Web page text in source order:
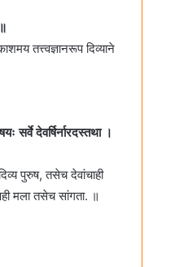
तत्त्वज्ञानरूप दिव्याने
देवर्षिर्नारदस्तथा ।
पुरुष, तसेच देवांचाही
मला तसेच सांगता. ॥